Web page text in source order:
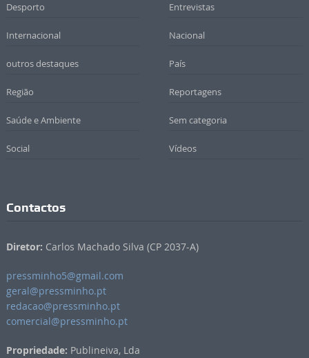
Desporto Entrevistas
Internacional Nacional
outros destaques País
Região Reportagens
Saúde e Ambiente Sem categoria
Social Vídeos
Contactos
Diretor: Carlos Machado Silva (CP 2037-A)
pressminho5@gmail.com
geral@pressminho.pt
redacao@pressminho.pt
comercial@pressminho.pt
Propriedade: Publineiva, Lda